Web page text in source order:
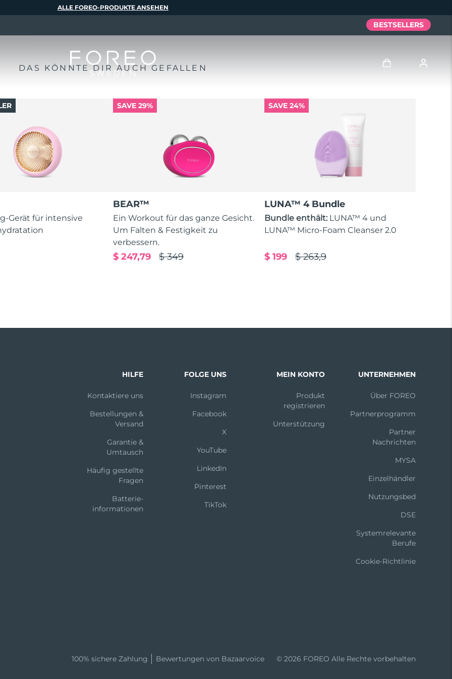
DAS KÖNNTE DIR AUCH GEFALLEN
Gerät für intensive
SAVE 29%
BEAR™
Ein Workout für das ganze Gesicht.
Um Falten & Festigkeit zu
verbessern.
$ 349
$ 247,79
SAVE 24%
LUNA™ 4 Bundle
Bundle enthält: LUNA™ 4 und
LUNA™ Micro-Foam Cleanser 2.0
$ 263,9
$ 199
ALLE FOREO-PRODUKTE ANSEHEN
BESTSELLERS
Meine Bestellungen
Meine Abonnements
HILFE
Kontaktiere uns
Bestellungen &
Versand
Garantie &
Umtausch
Häufig gestellte
Fragen
Batterie-
informationen
FOLGE UNS
Instagram
Facebook
X
YouTube
LinkedIn
Pinterest
TikTok
MEIN KONTO
Produkt
registrieren
Unterstützung
UNTERNEHMEN
Über FOREO
Partnerprogramm
Partner
Nachrichten
MYSA
Einzelhändler
Nutzungsbed
DSE
Systemrelevante
Berufe
Cookie-Richtlinie
100% sichere Zahlung Bewertungen von Bazaarvoice © 2026 FOREO Alle Rechte vorbehalten